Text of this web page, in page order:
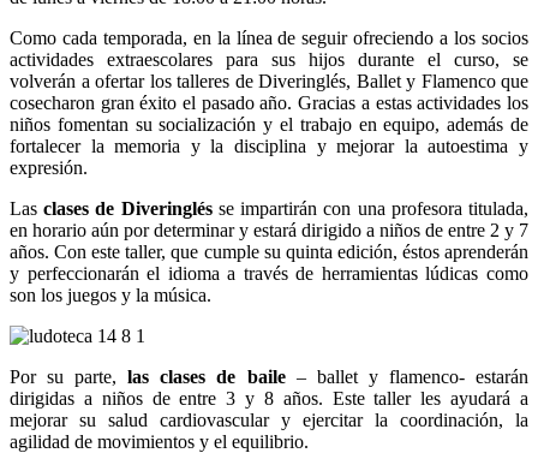
Como cada temporada, en la línea de seguir ofreciendo a los socios
actividades extraescolares para sus hijos durante el curso, se
volverán a ofertar los talleres de Diveringlés, Ballet y Flamenco que
cosecharon gran éxito el pasado año. Gracias a estas actividades los
niños fomentan su socialización y el trabajo en equipo, además de
fortalecer la memoria y la disciplina y mejorar la autoestima y
expresión.
Lasclases de Diveringlésse impartirán con una profesora titulada,
en horario aún por determinar y estará dirigido a niños de entre 2 y 7
años. Con este taller, que cumple su quinta edición, éstos aprenderán
y perfeccionarán el idioma a través de herramientas lúdicas como
son los juegos y la música.
Por su parte,las clases de baile– ballet y flamenco- estarán
dirigidas a niños de entre 3 y 8 años. Este taller les ayudará a
mejorar su salud cardiovascular y ejercitar la coordinación, la
agilidad de movimientos y el equilibrio.